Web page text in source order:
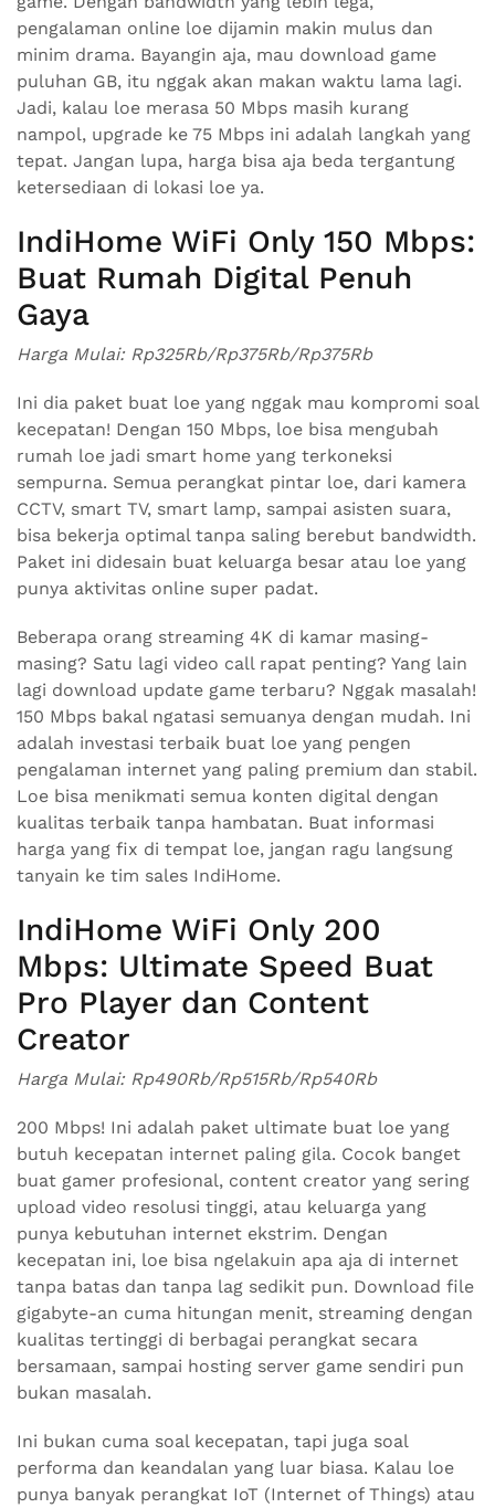
pengalaman online loe dijamin makin mulus dan
minim drama. Bayangin aja, mau download game
puluhan GB, itu nggak akan makan waktu lama lagi.
Jadi, kalau loe merasa 50 Mbps masih kurang
nampol, upgrade ke 75 Mbps ini adalah langkah yang
tepat. Jangan lupa, harga bisa aja beda tergantung
ketersediaan di lokasi loe ya.
IndiHome WiFi Only 150 Mbps:
Buat Rumah Digital Penuh
Gaya
Harga Mulai: Rp325Rb/Rp375Rb/Rp375Rb
Ini dia paket buat loe yang nggak mau kompromi soal
kecepatan! Dengan 150 Mbps, loe bisa mengubah
rumah loe jadi smart home yang terkoneksi
sempurna. Semua perangkat pintar loe, dari kamera
CCTV, smart TV, smart lamp, sampai asisten suara,
bisa bekerja optimal tanpa saling berebut bandwidth.
Paket ini didesain buat keluarga besar atau loe yang
punya aktivitas online super padat.
Beberapa orang streaming 4K di kamar masing-
masing? Satu lagi video call rapat penting? Yang lain
lagi download update game terbaru? Nggak masalah!
150 Mbps bakal ngatasi semuanya dengan mudah. Ini
adalah investasi terbaik buat loe yang pengen
pengalaman internet yang paling premium dan stabil.
Loe bisa menikmati semua konten digital dengan
kualitas terbaik tanpa hambatan. Buat informasi
harga yang fix di tempat loe, jangan ragu langsung
tanyain ke tim sales IndiHome.
IndiHome WiFi Only 200
Mbps: Ultimate Speed Buat
Pro Player dan Content
Creator
Harga Mulai: Rp490Rb/Rp515Rb/Rp540Rb
200 Mbps! Ini adalah paket ultimate buat loe yang
butuh kecepatan internet paling gila. Cocok banget
buat gamer profesional, content creator yang sering
upload video resolusi tinggi, atau keluarga yang
punya kebutuhan internet ekstrim. Dengan
kecepatan ini, loe bisa ngelakuin apa aja di internet
tanpa batas dan tanpa lag sedikit pun. Download file
gigabyte-an cuma hitungan menit, streaming dengan
kualitas tertinggi di berbagai perangkat secara
bersamaan, sampai hosting server game sendiri pun
bukan masalah.
Ini bukan cuma soal kecepatan, tapi juga soal
performa dan keandalan yang luar biasa. Kalau loe
punya banyak perangkat IoT (Internet of Things) atau